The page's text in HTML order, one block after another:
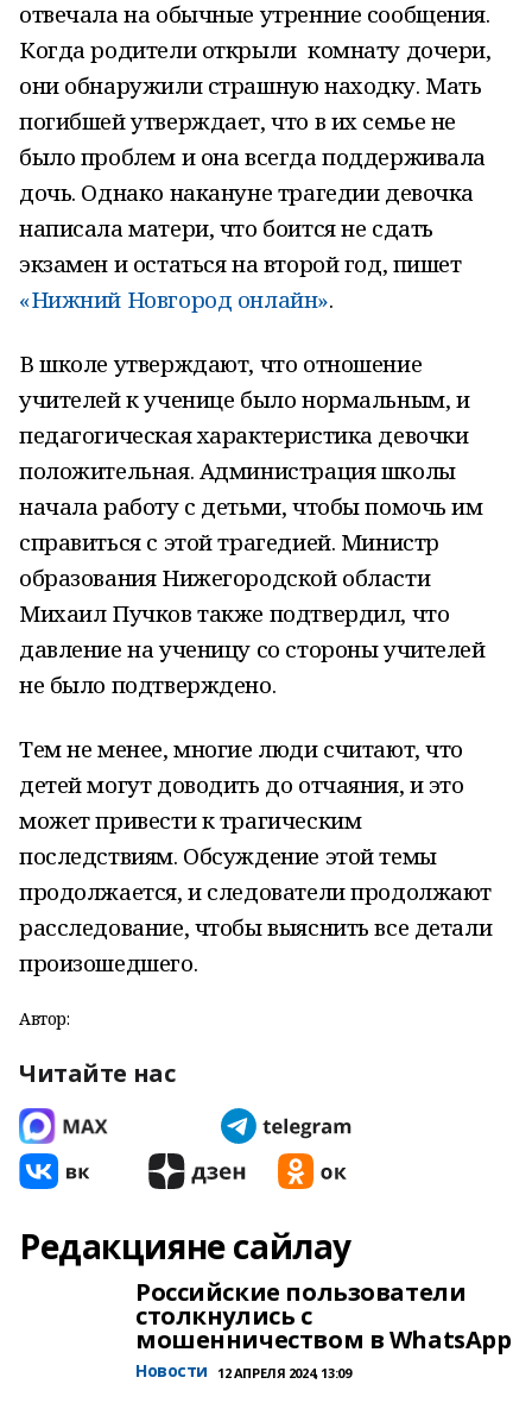
отвечала на обычные утренние сообщения.
Когда родители открыли комнату дочери,
они обнаружили страшную находку. Мать
погибшей утверждает, что в их семье не
было проблем и она всегда поддерживала
дочь. Однако накануне трагедии девочка
написала матери, что боится не сдать
экзамен и остаться на второй год, пишет
«Нижний Новгород онлайн».
В школе утверждают, что отношение
учителей к ученице было нормальным, и
педагогическая характеристика девочки
положительная. Администрация школы
начала работу с детьми, чтобы помочь им
справиться с этой трагедией. Министр
образования Нижегородской области
Михаил Пучков также подтвердил, что
давление на ученицу со стороны учителей
не было подтверждено.
Тем не менее, многие люди считают, что
детей могут доводить до отчаяния, и это
может привести к трагическим
последствиям. Обсуждение этой темы
продолжается, и следователи продолжают
расследование, чтобы выяснить все детали
произошедшего.
Автор:
Читайте нас
Редакцияне сайлау
Российские пользователи
столкнулись с
мошенничеством в WhatsApp
Новости 12 АПРЕЛЯ 2024, 13:09